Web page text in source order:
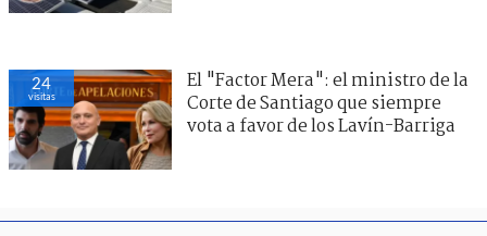
24
visitas
El "Factor Mera": el ministro de la
Corte de Santiago que siempre
vota a favor de los Lavín-Barriga